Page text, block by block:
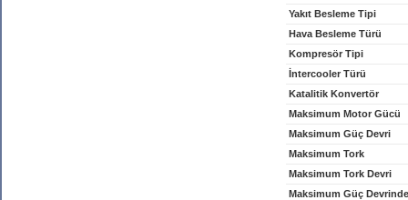
Yakıt Besleme Tipi
Hava Besleme Türü
Kompresör Tipi
İntercooler Türü
Katalitik Konvertör
Maksimum Motor Gücü
Maksimum Güç Devri
Maksimum Tork
Maksimum Tork Devri
Maksimum Güç